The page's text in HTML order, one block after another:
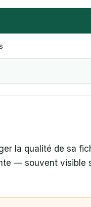
la qualité de sa
— souvent visible